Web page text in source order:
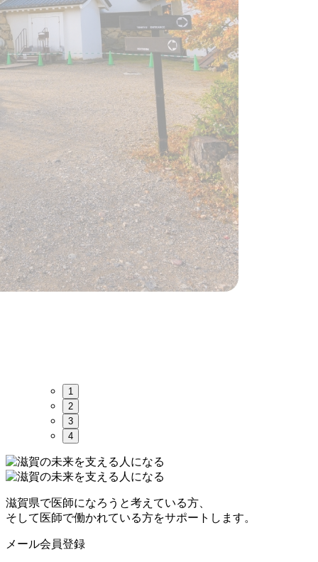
1
2
3
4
滋賀県で医師になろうと考えている方、
そして医師で働かれている方をサポートします。
メール会員登録